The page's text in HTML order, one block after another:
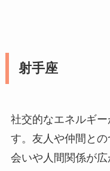
射手座
社交的なエネルギ
す。友人や仲間と
会いや人間関係が広